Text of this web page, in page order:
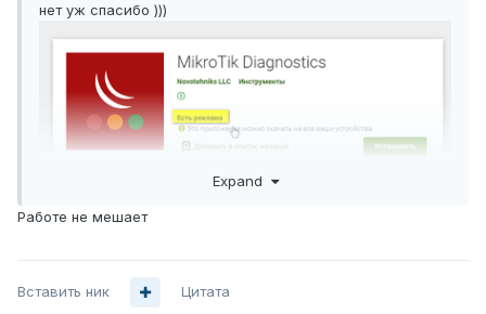
нет уж спасибо )))
Expand
Работе не мешает
Вставить ник Цитата